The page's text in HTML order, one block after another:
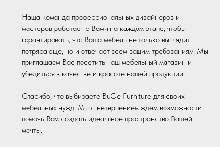
Наша команда профессиональных дизайнеров и
мастеров работает с Вами на каждом этапе, чтобы
гарантировать, что Ваша мебель не только выглядит
потрясающе, но и отвечает всем вашим требованиям. Мы
приглашаем Вас посетить наш мебельный магазин и
убедиться в качестве и красоте нашей продукции.
Спасибо, что выбираете BuGe Furniture для своих
мебельных нужд. Мы с нетерпением ждем возможности
помочь Вам создать идеальное пространство Вашей
мечты.